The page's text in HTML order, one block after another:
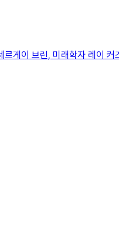
게이 브린, 미래학자 레이